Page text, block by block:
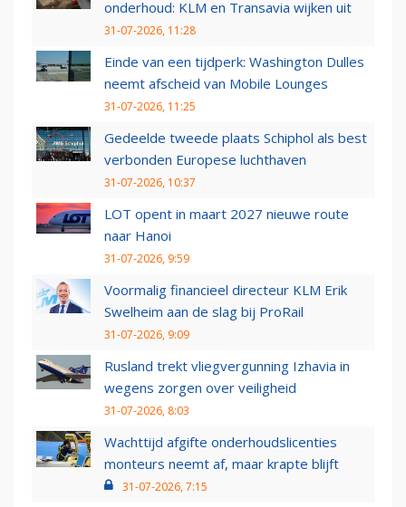
onderhoud: KLM en Transavia wijken uit
31-07-2026, 11:28
Einde van een tijdperk: Washington Dulles
neemt afscheid van Mobile Lounges
31-07-2026, 11:25
Gedeelde tweede plaats Schiphol als best
verbonden Europese luchthaven
31-07-2026, 10:37
LOT opent in maart 2027 nieuwe route
naar Hanoi
31-07-2026, 9:59
Voormalig financieel directeur KLM Erik
Swelheim aan de slag bij ProRail
31-07-2026, 9:09
Rusland trekt vliegvergunning Izhavia in
wegens zorgen over veiligheid
31-07-2026, 8:03
Wachttijd afgifte onderhoudslicenties
monteurs neemt af, maar krapte blijft
31-07-2026, 7:15